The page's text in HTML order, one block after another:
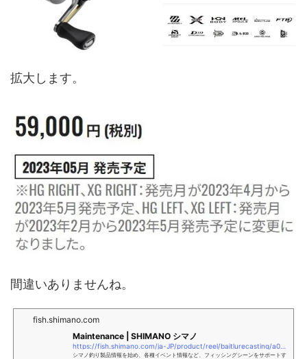
拡大します。
間違いありませんね。
fish.shimano.com
Maintenance | SHIMANO シマノ
シマノ釣り製品情報を始め、各種イベント情報など、フィッシングシーンをサポートす